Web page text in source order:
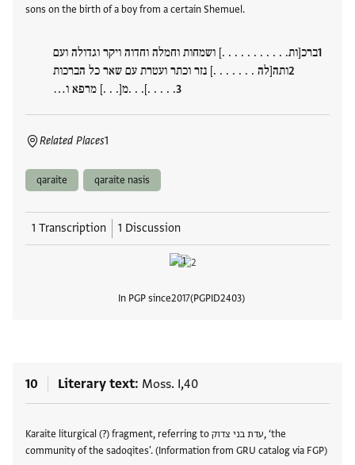
sons on the birth of a boy from a certain Shemuel.
ברכ[ות. . . . . . . . . . .] ושמחות וחמלה וחדוה ויקר וגדולה ועם
ותה[לה . . . . . . .] נזר וכתר ועטרת עם שאר כל הברכות
. . . . .]. . .מ[. . .] מרפא ו…
Related Places1
qaraite qaraite nasis
1 Transcription 1 Discussion
In PGP since2017 PGPID2403
10 Literary text Moss. I,40
Karaite liturgical (?) fragment, referring to עדת בני צדוק, ‘the
community of the sadoqites'. (Information from GRU catalog via FGP)